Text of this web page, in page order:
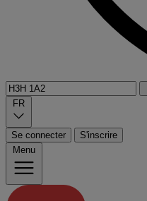
FR
Se connecter
S'inscrire
Menu